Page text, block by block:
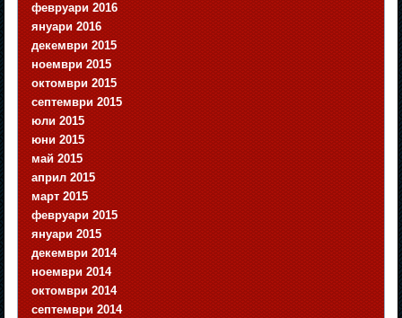
февруари 2016
януари 2016
декември 2015
ноември 2015
октомври 2015
септември 2015
юли 2015
юни 2015
май 2015
април 2015
март 2015
февруари 2015
януари 2015
декември 2014
ноември 2014
октомври 2014
септември 2014